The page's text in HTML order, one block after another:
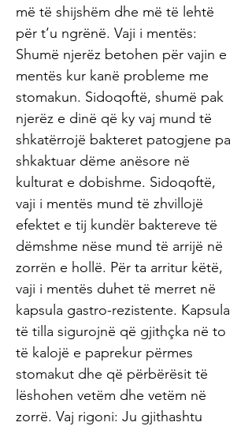
më të shijshëm dhe më të lehtë
për t’u ngrënë. Vaji i mentës:
Shumë njerëz betohen për vajin e
mentës kur kanë probleme me
stomakun. Sidoqoftë, shumë pak
njerëz e dinë që ky vaj mund të
shkatërrojë bakteret patogjene pa
shkaktuar dëme anësore në
kulturat e dobishme. Sidoqoftë,
vaji i mentës mund të zhvillojë
efektet e tij kundër baktereve të
dëmshme nëse mund të arrijë në
zorrën e hollë. Për ta arritur këtë,
vaji i mentës duhet të merret në
kapsula gastro-rezistente. Kapsula
të tilla sigurojnë që gjithçka në to
të kalojë e paprekur përmes
stomakut dhe që përbërësit të
lëshohen vetëm dhe vetëm në
zorrë. Vaj rigoni: Ju gjithashtu